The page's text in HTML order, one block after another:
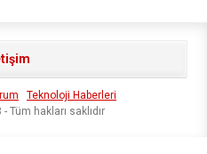
Teknoloji Haberleri
Tüm hakları saklıdır